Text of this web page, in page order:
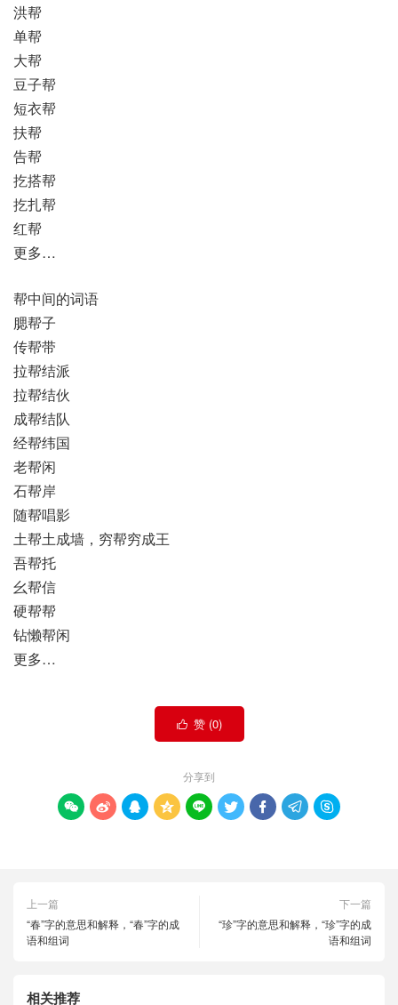
洪帮
单帮
大帮
豆子帮
短衣帮
扶帮
告帮
扢搭帮
扢扎帮
红帮
更多…
帮中间的词语
腮帮子
传帮带
拉帮结派
拉帮结伙
成帮结队
经帮纬国
老帮闲
石帮岸
随帮唱影
土帮土成墙，穷帮穷成王
吾帮托
幺帮信
硬帮帮
钻懒帮闲
更多…
 赞 (0)
分享到
        
上一篇
“春”字的意思和解释，“春”字的成
语和组词
下一篇
“珍”字的意思和解释，“珍”字的成
语和组词
相关推荐